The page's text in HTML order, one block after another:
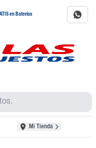
en Baterías
Mi Tienda